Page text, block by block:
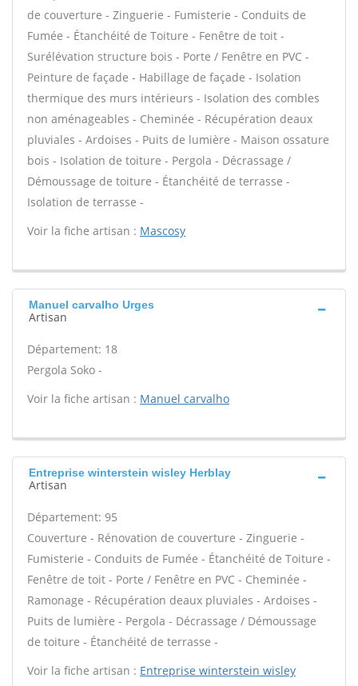
de couverture - Zinguerie - Fumisterie - Conduits de
Fumée - Étanchéité de Toiture - Fenêtre de toit -
Surélévation structure bois - Porte / Fenêtre en PVC -
Peinture de façade - Habillage de façade - Isolation
thermique des murs intérieurs - Isolation des combles
non aménageables - Cheminée - Récupération deaux
pluviales - Ardoises - Puits de lumière - Maison ossature
bois - Isolation de toiture - Pergola - Décrassage /
Démoussage de toiture - Étanchéité de terrasse -
Isolation de terrasse -
Voir la fiche artisan : Mascosy
Manuel carvalho Urges
Artisan
Département: 18
Pergola Soko -
Voir la fiche artisan : Manuel carvalho
Entreprise winterstein wisley Herblay
Artisan
Département: 95
Couverture - Rénovation de couverture - Zinguerie -
Fumisterie - Conduits de Fumée - Étanchéité de Toiture -
Fenêtre de toit - Porte / Fenêtre en PVC - Cheminée -
Ramonage - Récupération deaux pluviales - Ardoises -
Puits de lumière - Pergola - Décrassage / Démoussage
de toiture - Étanchéité de terrasse -
Voir la fiche artisan : Entreprise winterstein wisley